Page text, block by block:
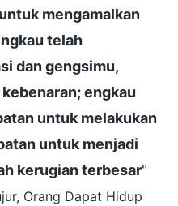
mengamalkan
telah
dan gengsimu,
engkau
untuk melakukan
untuk menjadi
kerugian terbesar"
Orang Dapat Hidup